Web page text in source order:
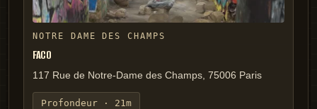
NOTRE DAME DES CHAMPS
FACO
117 Rue de Notre-Dame des Champs, 75006 Paris
Profondeur · 21m